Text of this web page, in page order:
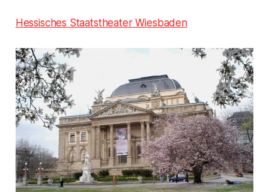
Hessisches Staatstheater Wiesbaden